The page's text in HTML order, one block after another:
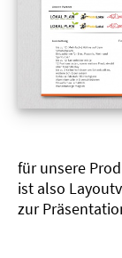
für unsere
ist also
zur